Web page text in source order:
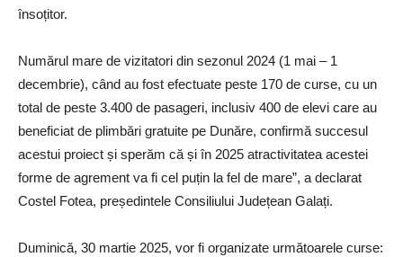
însoțitor.
Numărul mare de vizitatori din sezonul 2024 (1 mai – 1
decembrie), când au fost efectuate peste 170 de curse, cu un
total de peste 3.400 de pasageri, inclusiv 400 de elevi care au
beneficiat de plimbări gratuite pe Dunăre, confirmă succesul
acestui proiect și sperăm că și în 2025 atractivitatea acestei
forme de agrement va fi cel puțin la fel de mare”, a declarat
Costel Fotea, președintele Consiliului Județean Galați.
Duminică, 30 martie 2025, vor fi organizate următoarele curse: